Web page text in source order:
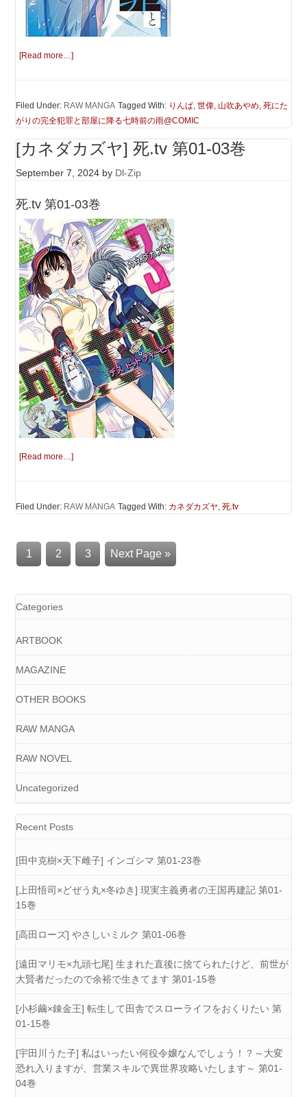
[Read more…]
Filed Under: RAW MANGA Tagged With: りんぱ,世偉, 山吹あやめ,死にた
がりの完全犯罪と部屋に降る七時前の雨@COMIC
[カネダカズヤ] 死.tv 第01-03巻
September 7, 2024 by Dl-Zip
死.tv 第01-03巻
[Read more…]
Filed Under: RAW MANGA Tagged With: カネダカズヤ,死.tv
1 2 3 Next Page »
Categories
ARTBOOK
MAGAZINE
OTHER BOOKS
RAW MANGA
RAW NOVEL
Uncategorized
Recent Posts
[田中克樹×天下雌子] インゴシマ 第01-23巻
[上田悟司×どぜう丸×冬ゆき] 現実主義勇者の王国再建記 第01-
15巻
[高田ローズ] やさしいミルク 第01-06巻
[遠田マリモ×九頭七尾] 生まれた直後に捨てられたけど、前世が
大賢者だったので余裕で生きてます 第01-15巻
[小杉繭×錬金王] 転生して田舎でスローライフをおくりたい 第
01-15巻
[宇田川うた子] 私はいったい何役令嬢なんでしょう！？～大変
恐れ入りますが、営業スキルで異世界攻略いたします～ 第01-
04巻